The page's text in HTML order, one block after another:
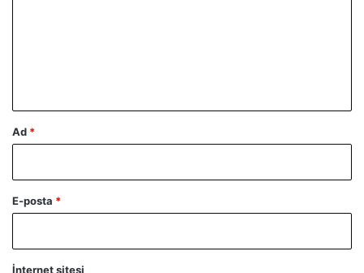
Ad *
E-posta *
İnternet sitesi